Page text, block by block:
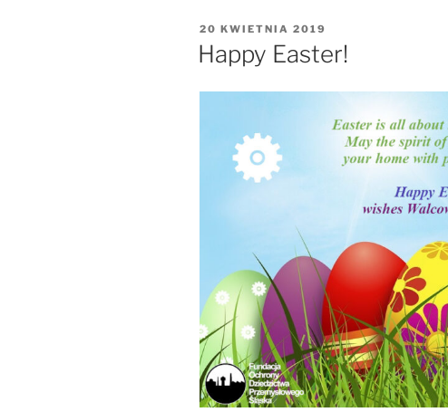
OPUBLIKOWANE
W
20 KWIETNIA 2019
Happy Easter!